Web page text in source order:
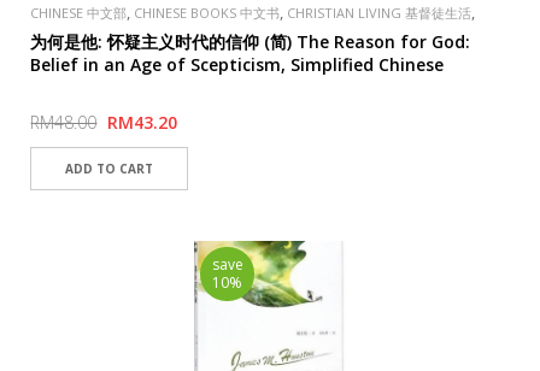
CHINESE 中文部, CHINESE BOOKS 中文书, CHRISTIAN LIVING 基督徒生活,
PUBLISHER,FAVOR BOOKSTORE 喜悦书房
为何是他: 怀疑主义时代的信仰 (简) The Reason for God:
Belief in an Age of Scepticism, Simplified Chinese
RM48.00 RM43.20
save
10%